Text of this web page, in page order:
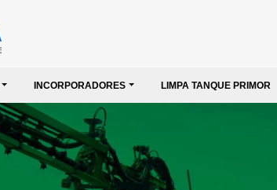
INCORPORADORES LIMPA TANQUE PRIMOR